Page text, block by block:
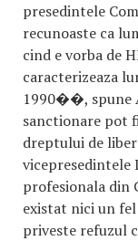
presedintele
recunoaste ca
cind e vorba de
caracterizeaza
1990��, spune
sanctionare pot
dreptului de
vicepresedintele
profesionala din
existat nici un fel
priveste refuzul